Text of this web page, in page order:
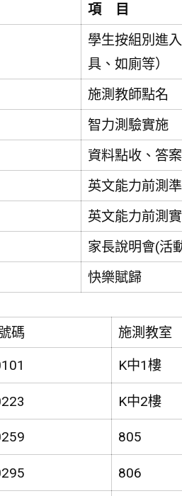
項 目
學生按組別進
具、如廁等）
施測教師點名
智力測驗實施
資料點收、答
英文能力前測
英文能力前測
家長說明會(活
快樂賦歸
碼 施測教室
K中1樓
K中2樓
805
806